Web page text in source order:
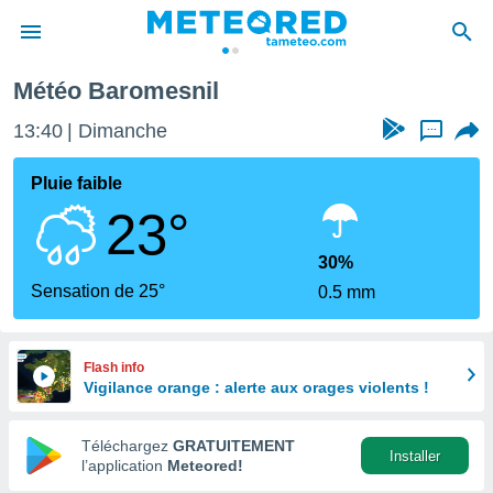
de
par
Météo Baromesnil
13:40 Dimanche ...
Pluie faible
23°
Sensation de 25°
30%
0.5 mm
Flash info
Vigilance orange : alerte aux orages violents !
Téléchargez GRATUITEMENT
l’application Meteored!
Installer